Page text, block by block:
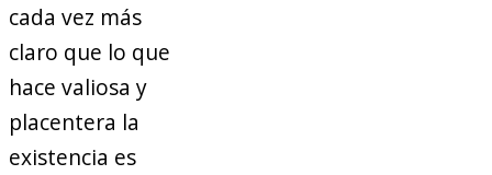
cada vez más
claro que lo que
hace valiosa y
placentera la
existencia es